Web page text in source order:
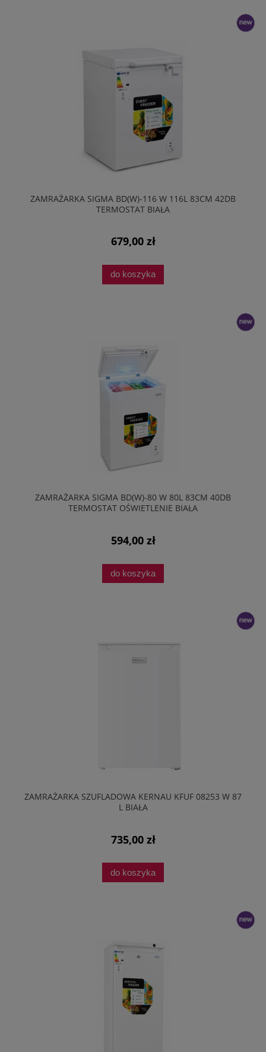
ZAMRAŻARKA SIGMA BD(W)-116 W 116L 83CM 42DB
TERMOSTAT BIAŁA
679,00 zł
do koszyka
ZAMRAŻARKA SIGMA BD(W)-80 W 80L 83CM 40DB
TERMOSTAT OŚWIETLENIE BIAŁA
594,00 zł
do koszyka
ZAMRAŻARKA SZUFLADOWA KERNAU KFUF 08253 W 87
L BIAŁA
735,00 zł
do koszyka